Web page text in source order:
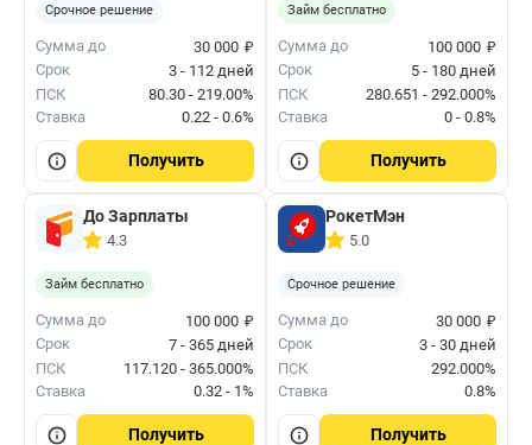
Срочное решение
Сумма до 30 000 ₽
Срок
3 - 112 дней
ПСК
80.30 - 219.00%
Ставка
0.22 - 0.6%
Получить
Займ бесплатно
Сумма до 100 000 ₽
Срок
5 - 180 дней
ПСК
280.651 - 292.000%
Ставка
0 - 0.8%
Получить
До Зарплаты
4.3
Займ бесплатно
Сумма до 100 000 ₽
Срок
7 - 365 дней
ПСК
117.120 - 365.000%
Ставка
0.32 - 1%
Получить
РокетМэн
5.0
Срочное решение
Сумма до 30 000 ₽
Срок
3 - 30 дней
ПСК
292.000%
Ставка
0.8%
Получить